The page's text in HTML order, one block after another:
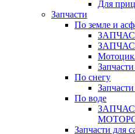
Для
Запчасти
По земле и
По снегу
По воде
Запчасти для